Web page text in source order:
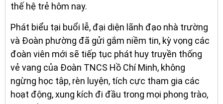
thế hệ trẻ hôm nay.
Phát biểu tại buổi lễ, đại diện lãnh đạo nhà trường
và Đoàn phường đã gửi gắm niềm tin, kỳ vọng các
đoàn viên mới sẽ tiếp tục phát huy truyền thống
vẻ vang của Đoàn TNCS Hồ Chí Minh, không
ngừng học tập, rèn luyện, tích cực tham gia các
hoạt động, xung kích đi đầu trong mọi phong trào,